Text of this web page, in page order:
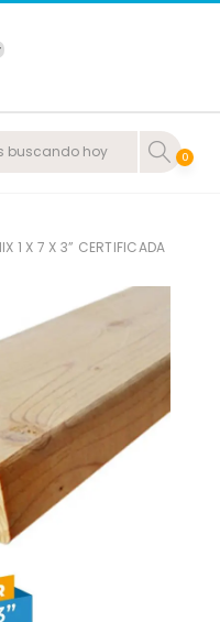
0
1 X 7 X 3” CERTIFICADA